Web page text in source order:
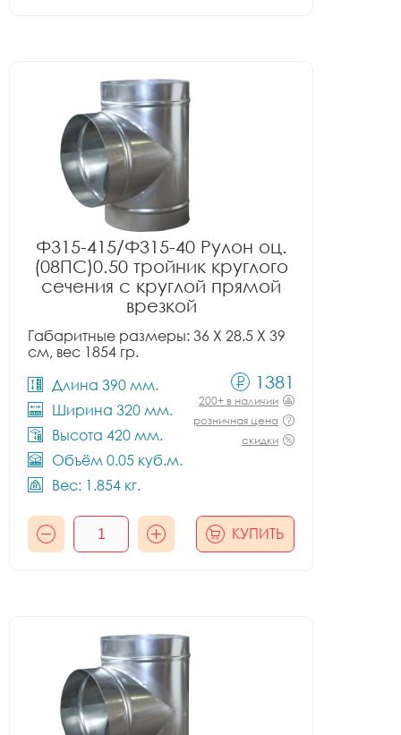
Ф315-415/Ф315-40 Рулон оц.
(08ПС)0.50 тройник круглого
сечения с круглой прямой
врезкой
Габаритные размеры: 36 X 28.5 X 39
см, вес 1854 гр.
Длина 390 мм.
Ширина 320 мм.
Высота 420 мм.
Объём 0.05 куб.м.
Вес: 1.854 кг.
1381
200+ в наличии
розничная цена
скидки
КУПИТЬ